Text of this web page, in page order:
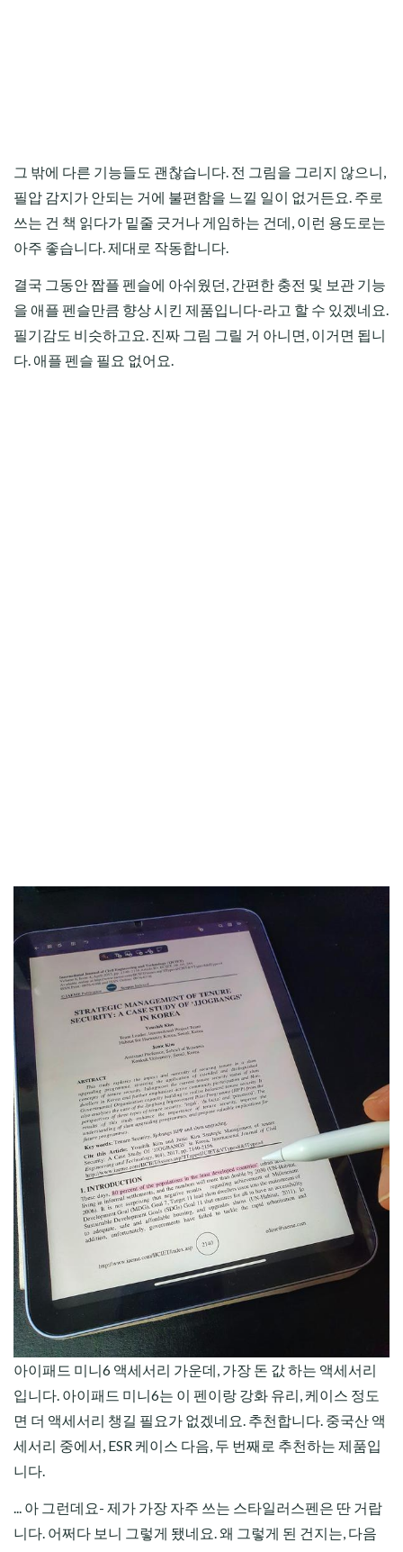
그 밖에 다른 기능들도 괜찮습니다. 전 그림을 그리지 않으니,
필압 감지가 안되는 거에 불편함을 느낄 일이 없거든요. 주로
쓰는 건 책 읽다가 밑줄 긋거나 게임하는 건데, 이런 용도로는
아주 좋습니다. 제대로 작동합니다.
결국 그동안 짭플 펜슬에 아쉬웠던, 간편한 충전 및 보관 기능
을 애플 펜슬만큼 향상 시킨 제품입니다-라고 할 수 있겠네요.
필기감도 비슷하고요. 진짜 그림 그릴 거 아니면, 이거면 됩니
다. 애플 펜슬 필요 없어요.
아이패드 미니6 액세서리 가운데, 가장 돈 값 하는 액세서리
입니다. 아이패드 미니6는 이 펜이랑 강화 유리, 케이스 정도
면 더 액세서리 챙길 필요가 없겠네요. 추천합니다. 중국산 액
세서리 중에서, ESR 케이스 다음, 두 번째로 추천하는 제품입
니다.
... 아 그런데요- 제가 가장 자주 쓰는 스타일러스펜은 딴 거랍
니다. 어쩌다 보니 그렇게 됐네요. 왜 그렇게 된 건지는, 다음